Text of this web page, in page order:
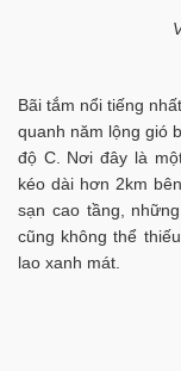
Bãi tắm nổi tiếng
quanh năm lộng gió
độ C. Nơi đây là
kéo dài hơn 2km
sạn cao tầng,
cũng không thể
lao xanh mát.